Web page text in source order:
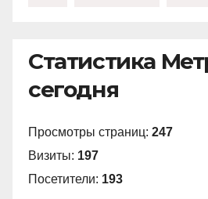
Статистика
сегодня
Просмотры страниц: 247
Визиты: 197
Посетители: 193